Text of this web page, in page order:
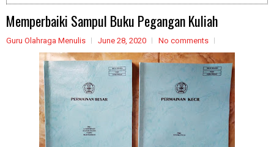
Memperbaiki Sampul Buku Pegangan Kuliah
Guru Olahraga Menulis June 28, 2020 No comments